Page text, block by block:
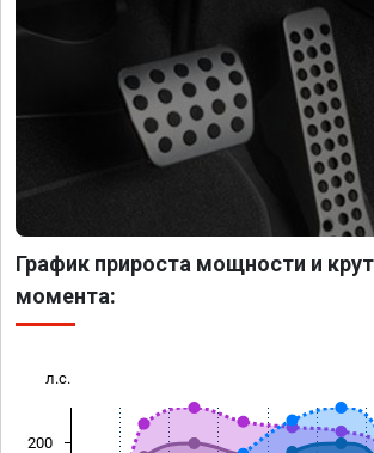
График прироста мощности и
момента:
л.с.
200